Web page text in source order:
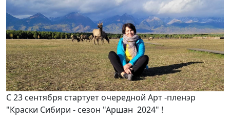
С 23 сентября стартует очередной Арт -пленэр
"Краски Сибири - сезон "Аршан 2024" !